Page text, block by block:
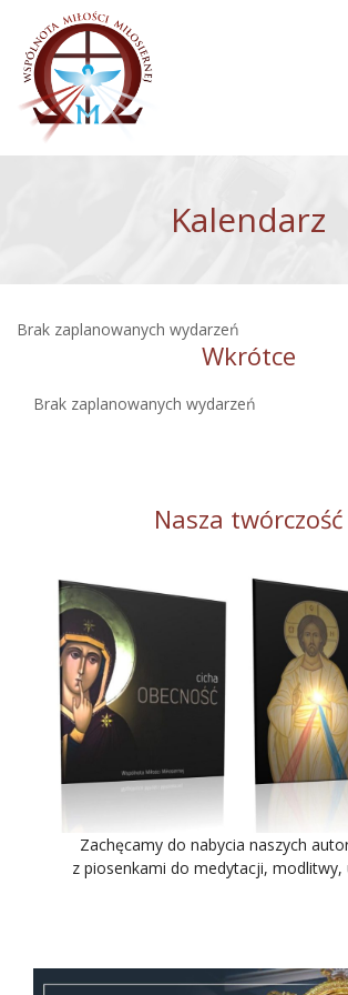
Przejdź do treści
Kalendarz
Brak zaplanowanych wydarzeń
Wkrótce
Brak zaplanowanych wydarzeń
Nasza twórczość
Zachęcamy do nabycia naszych
z piosenkami do medytacji, modlitwy,